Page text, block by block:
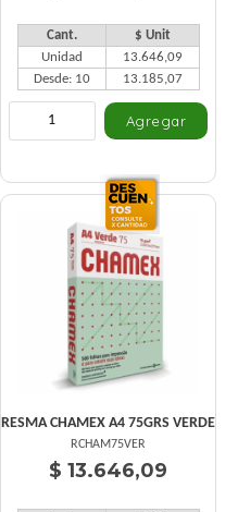
Cant.
$ Unit
Unidad
13.646,09
Desde: 10
13.185,07
RESMA CHAMEX A4 75GRS VERDE
RCHAM75VER
$ 13.646,09